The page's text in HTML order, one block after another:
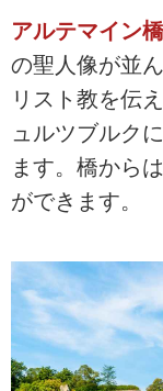
アルテマイン橋
の聖人像が並
リスト教を伝
ュルツブルク
ます。橋からは
ができます。